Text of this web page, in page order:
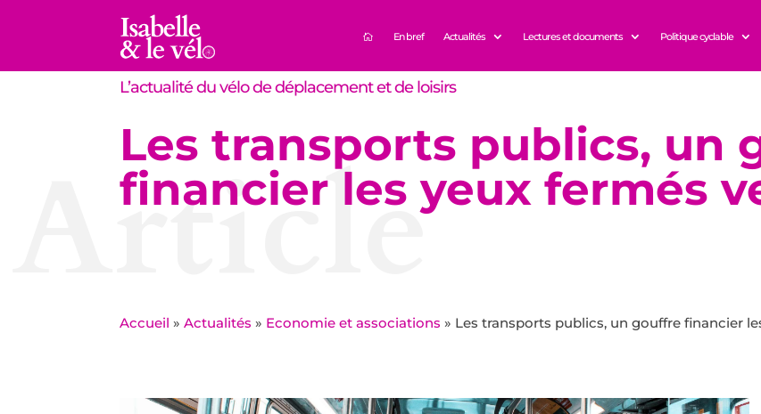
En bref Actualités Lectures et documents Politique cyclable
L’actualité du vélo de déplacement et de loisirs
Les transports publics, un
financier les yeux fermés
Article
Accueil »Actualités » Economie et associations » Les transports publics, un gouffre financier